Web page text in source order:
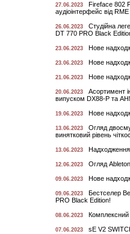
27.06.2023
Fireface 802
аудіоінтерфейс від RME
26.06.2023
Студійна
DT 770 PRO Black
23.06.2023 Нове
23.06.2023 Нове
21.06.2023 Нове
20.06.2023
Асортимент
випуском DX88-P та
19.06.2023 Нове
13.06.2023
Огляд
винятковий рівень
13.06.2023
12.06.2023 Огляд
09.06.2023 Нове
09.06.2023
Бестселер
PRO Black Edition!
08.06.2023 Комплексний
07.06.2023
sE V2